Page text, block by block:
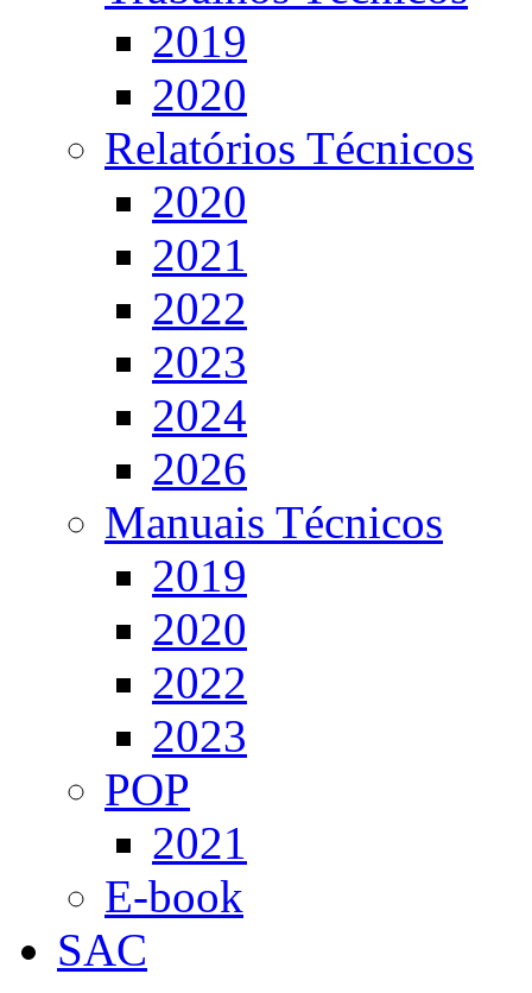
2019
2020
Relatórios Técnicos
2020
2021
2022
2023
2024
2026
Manuais Técnicos
2019
2020
2022
2023
POP
2021
E-book
SAC